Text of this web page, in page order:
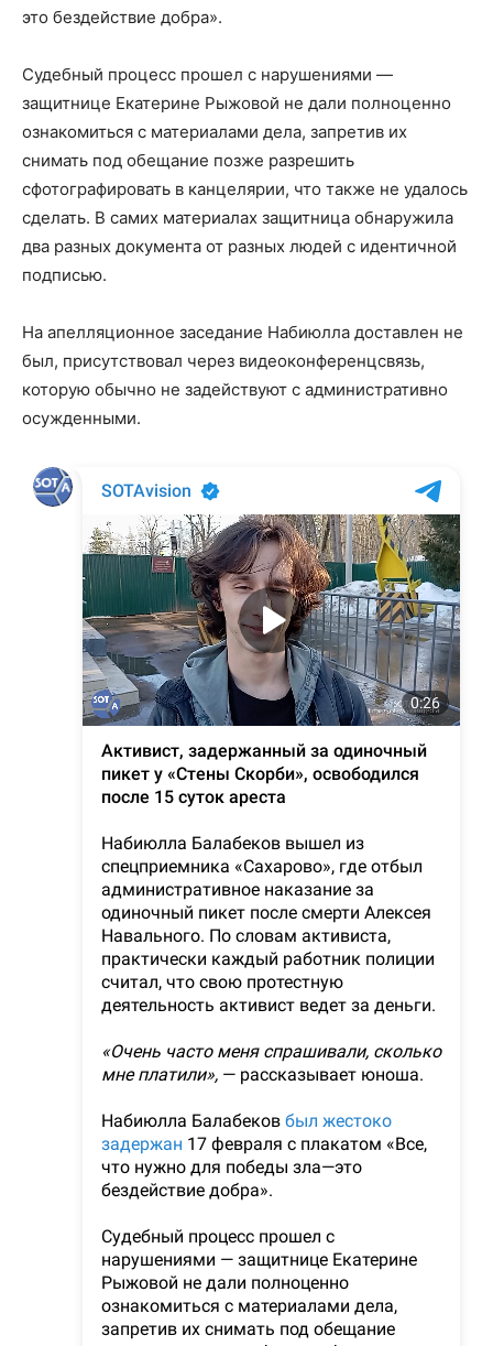
это бездействие добра».
Судебный процесс прошел с нарушениями —
защитнице Екатерине Рыжовой не дали полноценно
ознакомиться с материалами дела, запретив их
снимать под обещание позже разрешить
сфотографировать в канцелярии, что также не удалось
сделать. В самих материалах защитница обнаружила
два разных документа от разных людей с идентичной
подписью.
На апелляционное заседание Набиюлла доставлен не
был, присутствовал через видеоконференцсвязь,
которую обычно не задействуют с административно
осужденными.